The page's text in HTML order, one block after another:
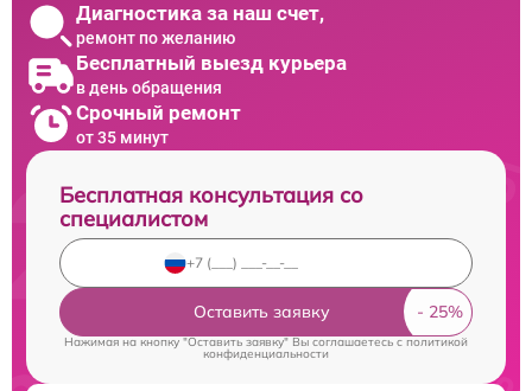
Диагностика за наш счет,
ремонт по желанию
Бесплатный выезд курьера
в день обращения
Срочный ремонт
от 35 минут
Бесплатная консультация со
специалистом
Оставить заявку
Нажимая на кнопку "Оставить заявку" Вы соглашаетесь cполитикой
конфиденциальности